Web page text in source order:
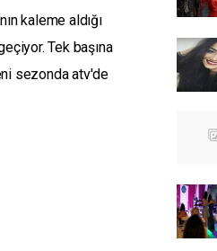
kaleme aldığı
Tek başına
sezonda atv'de